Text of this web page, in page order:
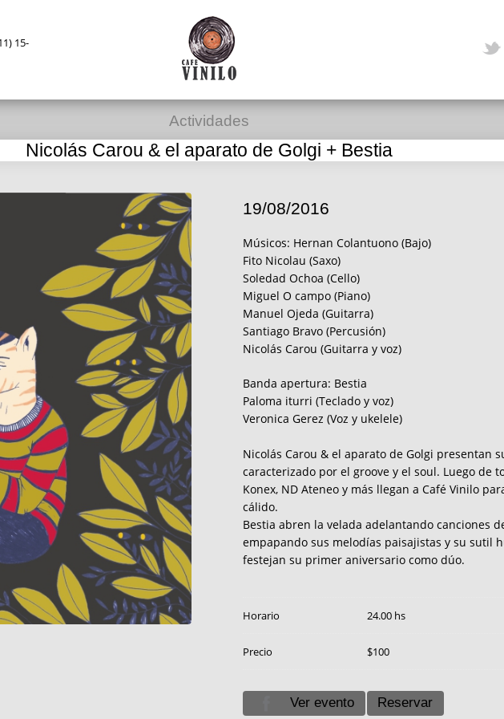
15-
Actividades
Nicolás Carou & el aparato de Golgi + Bestia
19/08/2016
Músicos: Hernan Colantuono (Bajo)
Fito Nicolau (Saxo)
Soledad Ochoa (Cello)
Miguel O campo (Piano)
Manuel Ojeda (Guitarra)
Santiago Bravo (Percusión)
Nicolás Carou (Guitarra y voz)
Banda apertura: Bestia
Paloma iturri (Teclado y voz)
Veronica Gerez (Voz y ukelele)
Nicolás Carou & el aparato de Golgi presentan
caracterizado por el groove y el soul. Luego de
Konex, ND Ateneo y más llegan a Café Vinilo
cálido.
Bestia abren la velada adelantando canciones
empapando sus melodías paisajistas y su sutil
festejan su primer aniversario como dúo.
Horario 24.00 hs
Precio $100
Ver evento Reservar